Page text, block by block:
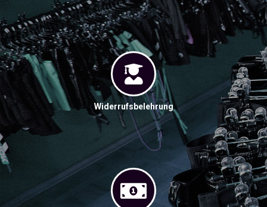
Widerrufsbelehrung